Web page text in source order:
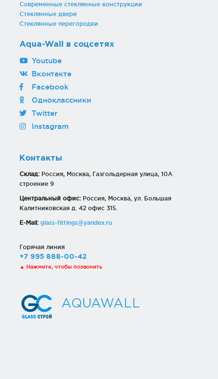
Современные стеклянные конструкции
Стеклянные двери
Стеклянные перегородки
Aqua-Wall в соцсетях
Youtube
Вконтакте
Facebook
Одноклассники
Twitter
Instagram
Контакты
Склад: Россия, Москва, Газгольдерная улица, 10А
строение 9
Центральный офис: Россия, Москва, ул. Большая
Калитниковская д. 42 офис 315.
E-Mail: glass-fittings@yandex.ru
Горячая линия
+7 995 888-00-42
▲ Нажмите, чтобы позвонить
AQUAWALL